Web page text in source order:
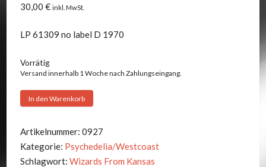
30,00 € inkl. MwSt.
LP 61309 no label D 1970
Vorrätig
Versand innerhalb 1 Woche nach Zahlungseingang.
Wizards
Kansas
-
Same
In den Warenkorb
Artikelnummer: 0927
Kategorie: Psychedelia/Westcoast
Schlagwort: Wizards From Kansas